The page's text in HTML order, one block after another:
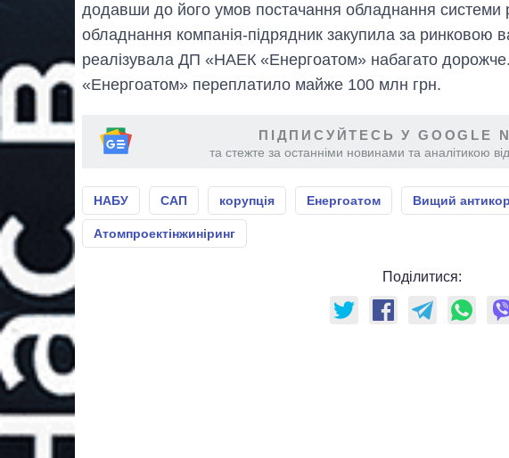
додавши до його умов постачання обладнання системи
обладнання компанія-підрядник закупила за ринковою
реалізувала ДП «НАЕК «Енергоатом» набагато
«Енергоатом» переплатило майже 100 млн грн.
ПІДПИСУЙТЕСЬ У GOOGLE
та стежте за останніми новинами та аналітикою
НАБУ САП корупція Енергоатом Вищий
Атомпроектінжиніринг
Поділитися: